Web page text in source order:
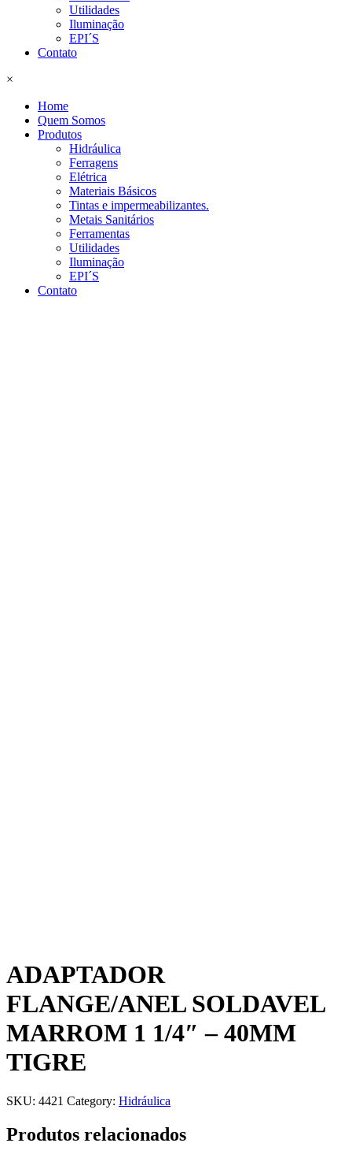
Utilidades
Iluminação
EPI´S
Contato
×
Home
Quem Somos
Produtos
Hidráulica
Ferragens
Elétrica
Materiais Básicos
Tintas e impermeabilizantes.
Metais Sanitários
Ferramentas
Utilidades
Iluminação
EPI´S
Contato
ADAPTADOR
FLANGE/ANEL SOLDAVEL
MARROM 1 1/4″ – 40MM
TIGRE
SKU: 4421 Category: Hidráulica
Produtos relacionados